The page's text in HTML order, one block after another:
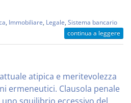
Immobiliare Legale Sistema bancario
continua a leggere
atipica e meritevolezza
ermeneutici. Clausola penale